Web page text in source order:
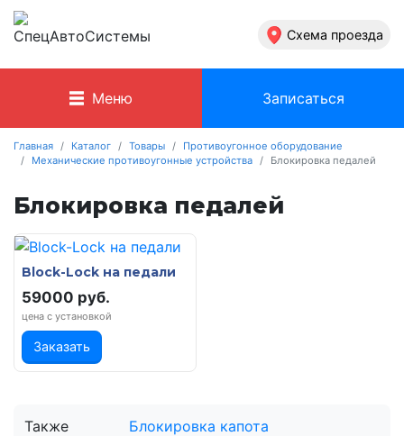
Схема проезда
Меню Записаться
Главная Каталог Товары
Противоугонное оборудование
Механические противоугонные устройства
Блокировка педалей
Блокировка педалей
Block-Lock на педали
59000 руб.
цена с установкой
Заказать
Также
Блокировка капота